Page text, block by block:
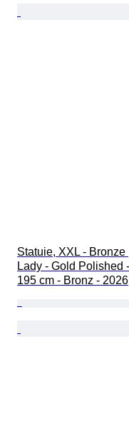
Statuie, XXL - Bronze
Lady - Gold Polished -
195 cm - Bronz - 2026